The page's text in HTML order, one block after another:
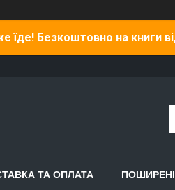
їде! Безкоштовно на книги
ТА ОПЛАТА